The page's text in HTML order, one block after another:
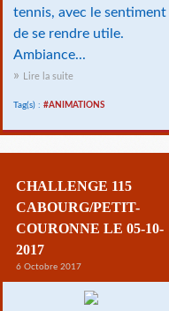
tennis, avec le sentiment
de se rendre utile.
Ambiance...
Lire la suite
Tag(s) : #ANIMATIONS
CHALLENGE 115
CABOURG/PETIT-
COURONNE LE 05-10-
2017
6 Octobre 2017